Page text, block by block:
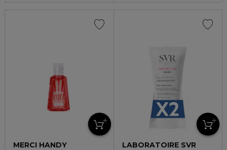
MERCI HANDY
LABORATOIRE SVR